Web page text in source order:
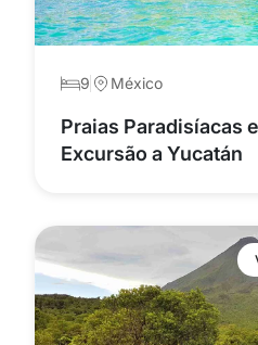
9 México
Praias Paradisíacas
Excursão a Yucatán